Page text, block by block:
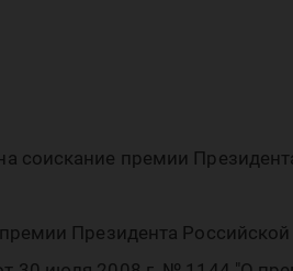
соискание премии
Президента